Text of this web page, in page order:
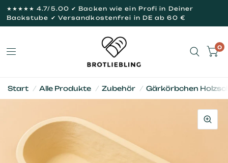
★★★★★ 4.7/5.00 ✔ Backen wie ein Profi in Deiner
Backstube ✔ Versandkostenfrei in DE ab 60 €
0
Start / Alle Produkte / Zubehör / Gärkörbchen